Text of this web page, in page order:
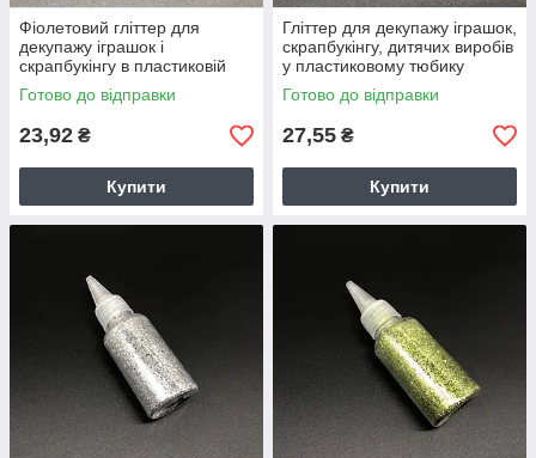
Фіолетовий гліттер для
декупажу іграшок і
скрапбукінгу в пластиковій
баночці об'ємом 25 грам
Готово до відправки
23,92 ₴
Купити
Гліттер для декупажу іграшок,
скрапбукінгу, дитячих виробів
у пластиковому тюбику
Золотий колір 25г
Готово до відправки
27,55 ₴
Купити